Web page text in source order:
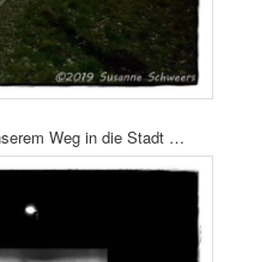
Weg in die Stadt …